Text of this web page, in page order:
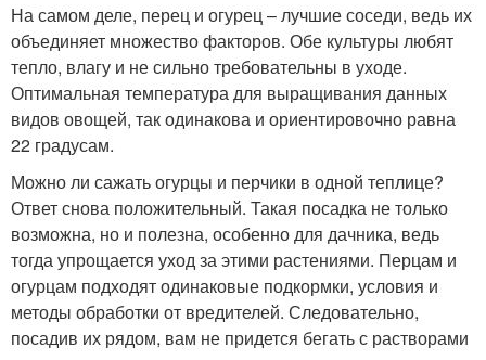
На самом деле, перец и огурец – лучшие соседи, ведь их
объединяет множество факторов. Обе культуры любят
тепло, влагу и не сильно требовательны в уходе.
Оптимальная температура для выращивания данных
видов овощей, так одинакова и ориентировочно равна
22 градусам.
Можно ли сажать огурцы и перчики в одной теплице?
Ответ снова положительный. Такая посадка не только
возможна, но и полезна, особенно для дачника, ведь
тогда упрощается уход за этими растениями. Перцам и
огурцам подходят одинаковые подкормки, условия и
методы обработки от вредителей. Следовательно,
посадив их рядом, вам не придется бегать с растворами